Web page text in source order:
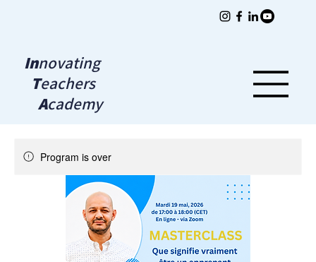
Innovating
Teachers
Academy
Program is over